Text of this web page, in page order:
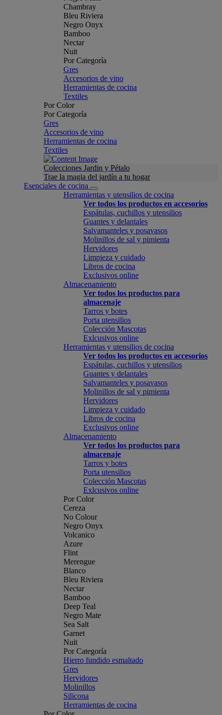
Chambray
Bleu Riviera
Negro Onyx
Bamboo
Nectar
Nuit
Por Categoría
Gres
Accesorios de vino
Herramientas de cocina
Textiles
Por Color
Por Categoría
Gres
Accesorios de vino
Herramientas de cocina
Textiles
Colecciones Jardin y Pétalo
Trae la magia del jardín a tu hogar
Esenciales de cocina
Herramientas y utensilios de cocina
Ver todos los productos en accesorios
Espátulas, cuchillos y utensilios
Guantes y delantales
Salvamanteles y posavasos
Molinillos de sal y pimienta
Hervidores
Limpieza y cuidado
Libros de cocina
Exclusivos online
Almacenamiento
Ver todos los productos para
almacenaje
Tarros y botes
Porta utensilios
Colección Mascotas
Exlcusivos online
Herramientas y utensilios de cocina
Ver todos los productos en accesorios
Espátulas, cuchillos y utensilios
Guantes y delantales
Salvamanteles y posavasos
Molinillos de sal y pimienta
Hervidores
Limpieza y cuidado
Libros de cocina
Exclusivos online
Almacenamiento
Ver todos los productos para
almacenaje
Tarros y botes
Porta utensilios
Colección Mascotas
Exlcusivos online
Por Color
Cereza
No Colour
Negro Onyx
Volcanico
Azure
Flint
Merengue
Blanco
Bleu Riviera
Nectar
Bamboo
Deep Teal
Negro Mate
Sea Salt
Garnet
Nuit
Por Categoría
Hierro fundido esmaltado
Gres
Hervidores
Molinillos
Silicona
Herramientas de cocina